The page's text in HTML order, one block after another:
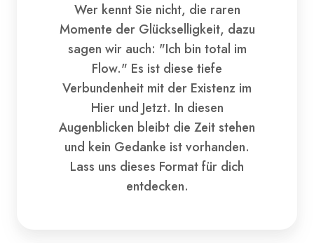
Wer kennt Sie nicht, die raren
Momente der Glückselligkeit, dazu
sagen wir auch: "Ich bin total im
Flow." Es ist diese tiefe
Verbundenheit mit der Existenz im
Hier und Jetzt. In diesen
Augenblicken bleibt die Zeit stehen
und kein Gedanke ist vorhanden.
Lass uns dieses Format für dich
entdecken.